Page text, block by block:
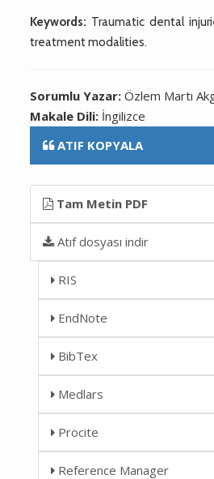
Keywords: Traumatic dental
treatment modalities.
Sorumlu Yazar:Özlem Martı
Makale Dili: İngilizce
ATIF KOPYALA
Tam Metin PDF
Atıf dosyası indir
RIS
EndNote
BibTex
Medlars
Procite
Reference Manager